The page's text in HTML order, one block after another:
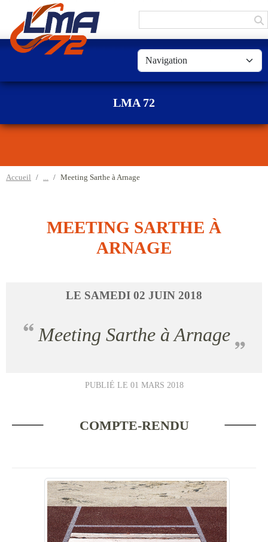
LMA 72
Accueil Meeting Sarthe à Arnage
MEETING SARTHE À
ARNAGE
LE SAMEDI 02 JUIN 2018
Meeting Sarthe à Arnage
PUBLIÉ LE 01 MARS 2018
COMPTE-RENDU
Panneau de gestion des cookies